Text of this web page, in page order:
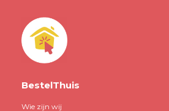
BestelThuis
Wie zijn wij